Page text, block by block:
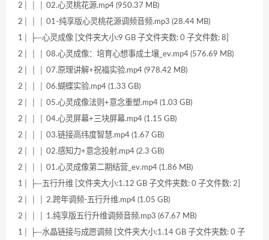
2│ │ │ 02.心灵桃花源.mp4 (950.37 MB)
2│ │ │ 01-纯享版心灵桃花源调频音频.mp3 (28.44 MB)
1│ ├─心灵成像 [文件夹大小:9 GB 子文件夹数: 0 子文件数: 8]
2│ │ │ 08.心灵成像：培育心想事成土壤_ev.mp4 (576.69 MB)
2│ │ │ 07.原理讲解+祝福实验.mp4 (978.42 MB)
2│ │ │ 06.蝴蝶实验.mp4 (1.33 GB)
2│ │ │ 05.心灵成像法则+意念重塑.mp4 (1.03 GB)
2│ │ │ 04.心灵屏幕+三块屏幕.mp4 (1.15 GB)
2│ │ │ 03.链接高纬度智慧.mp4 (1.67 GB)
2│ │ │ 02.感知力+意念投射.mp4 (2.3 GB)
2│ │ │ 01.心灵成像第二期结营_ev.mp4 (1.86 MB)
1│ ├─五行升维 [文件夹大小:1.12 GB 子文件夹数: 0 子文件数: 2]
2│ │ │ 2.跨年调频-五行升维.mp4 (1.05 GB)
2│ │ │ 1.纯享版五行升维调频音频.mp3 (67.67 MB)
1│ ├─水晶链接与成愿调频 [文件夹大小:1.14 GB 子文件夹数: 0 子